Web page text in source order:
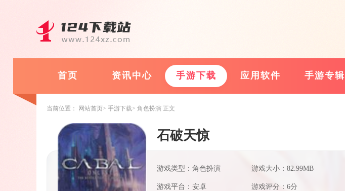
首页 资讯中心 手游下载 应用软件 手游专辑
当前位置： 网站首页 手游下载 角色扮演 正文
石破天惊
游戏类型：角色扮演 游戏大小：82.99MB
游戏平台：安卓 游戏评分：6分